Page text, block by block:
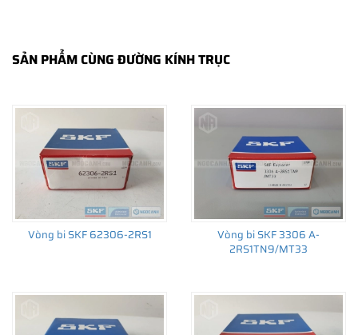
Vòng bi SKF chính hãng, Những lưu ý cơ bản trước khi mua hàng
Xuất xứ vòng bi SKF chính hãng ở đâu?
Chất lượng vòng bi SKF chính hãng
SẢN PHẨM CÙNG ĐƯỜNG KÍNH TRỤC
Vòng bi SKF 62306-2RS1
Vòng bi SKF 3306 A-
2RS1TN9/MT33